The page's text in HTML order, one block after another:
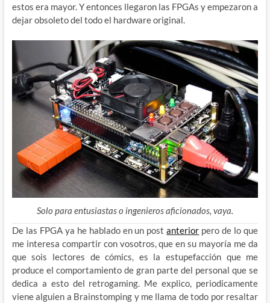
estos era mayor. Y entonces llegaron las FPGAs y empezaron a
dejar obsoleto del todo el hardware original.
Solo para entusiastas o ingenieros aficionados, vaya.
De las FPGA ya he hablado en un postanterior pero de lo que
me interesa compartir con vosotros, que en su mayoría me da
que sois lectores de cómics, es la estupefacción que me
produce el comportamiento de gran parte del personal que se
dedica a esto del retrogaming. Me explico, periodicamente
viene alguien a Brainstomping y me llama de todo por resaltar